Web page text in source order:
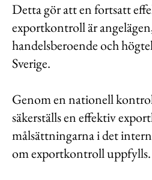
Detta gör att en fortsatt
exportkontroll är
handelsberoende och
Sverige.
Genom en nationell
säkerställs en effektiv
målsättningarna i det
om exportkontroll uppfylls.